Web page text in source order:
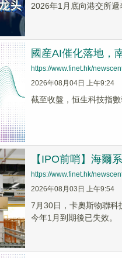
2026年1月底向港交所遞
國産AI催化落地，
https://www.finet.hk/
2026年08月04日 上午9:24
截至收盤，恒生科技指
【IPO前哨】海爾
https://www.finet.hk/
2026年08月03日 上午9:54
7月30日，卡奧斯物聯
今年1月到期後已失效。